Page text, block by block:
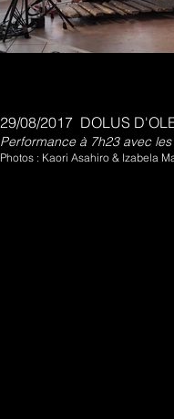
29/08/2017 DOLUS
Performance à 7h23 avec
Photos : Kaori Asahiro & Izabela